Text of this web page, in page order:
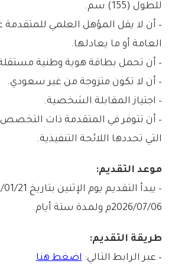
للطول (155) سم.
– أن لا يقل المؤهل العلمي للمتقدمة
العامة أو ما يعادلها.
– أن تحمل بطاقة هوية وطنية
– أن لا تكون متزوجة من غير سعودي.
– اجتياز المقابلة الشخصية.
– أن تتوفر في المتقدمة ذات التخصص
التي تحددها اللائحة التنفيذية.
موعد التقديم:
2026/07/06م ولمدة ستة أيام.
طريقة التقديم:
– عبر الرابط التالي: اضغط هنا